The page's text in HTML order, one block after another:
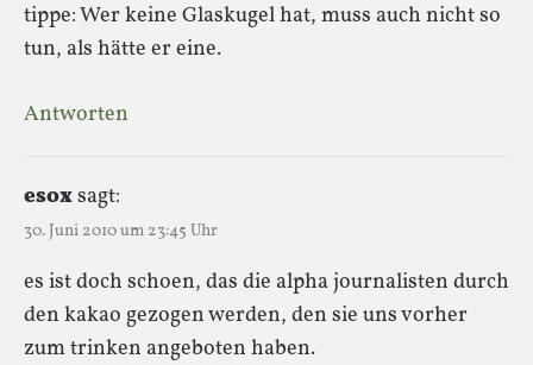
tippe: Wer keine Glaskugel hat, muss auch nicht so
tun, als hätte er eine.
Antworten
esoxsagt:
30. Juni 2010 um 23:45 Uhr
es ist doch schoen, das die alpha journalisten durch
den kakao gezogen werden, den sie uns vorher
zum trinken angeboten haben.